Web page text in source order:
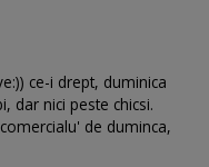
ce-i drept, duminica
dar nici peste chicsi.
de duminca,